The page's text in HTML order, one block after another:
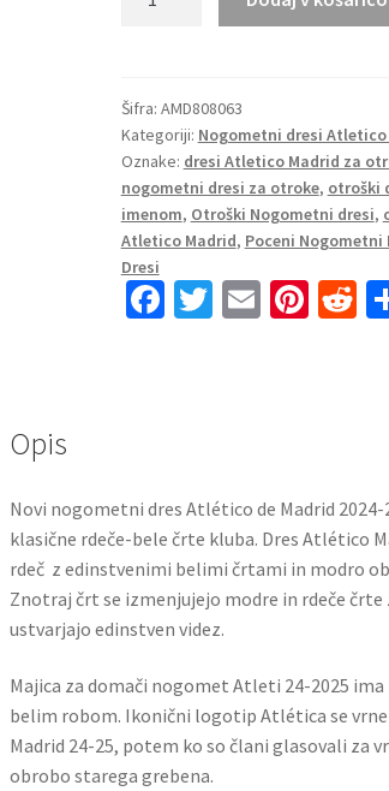
za
otroke
Atletico
Madrid
Domači
2024-
25
količina
Šifra: AMD808063
Kategoriji: Nogometni dresi Atletico
Oznake: dresi Atletico Madrid za
nogometni dresi za otroke, otroški
imenom, Otroški Nogometni dresi,
Atletico Madrid, Poceni Nogometni
Dresi
Fa T E Pi R
Opis
Novi nogometni dres Atlético de Madrid
klasične rdeče-bele črte kluba. Dres Atlético
rdeč z edinstvenimi belimi črtami in modro
Znotraj črt se izmenjujejo modre in rdeče črte
ustvarjajo edinstven videz.
Majica za domači nogomet Atleti 24-2025
belim robom. Ikonični logotip Atlética se
Madrid 24-25, potem ko so člani glasovali za
obrobo starega grebena.